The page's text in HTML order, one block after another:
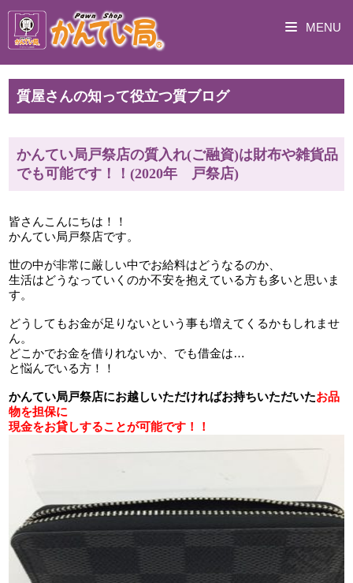
MENU
質屋さんの知って役立つ質ブログ
かんてい局戸祭店の質入れ(ご融資)は財布や雑貨品
でも可能です！！(2020年 戸祭店)
皆さんこんにちは！！
かんてい局戸祭店です。
世の中が非常に厳しい中でお給料はどうなるのか、
生活はどうなっていくのか不安を抱えている方も多いと思いま
す。
どうしてもお金が足りないという事も増えてくるかもしれませ
ん。
どこかでお金を借りれないか、でも借金は…
と悩んでいる方！！
かんてい局戸祭店にお越しいただければお持ちいただいたお品
物を担保に
現金をお貸しすることが可能です！！